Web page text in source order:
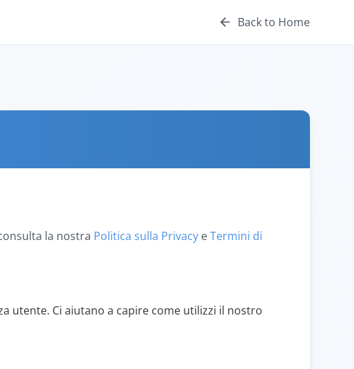
Back to Home
la nostra Politica sulla Privacy eTermini di
utente. Ci aiutano a capire come utilizzi il nostro